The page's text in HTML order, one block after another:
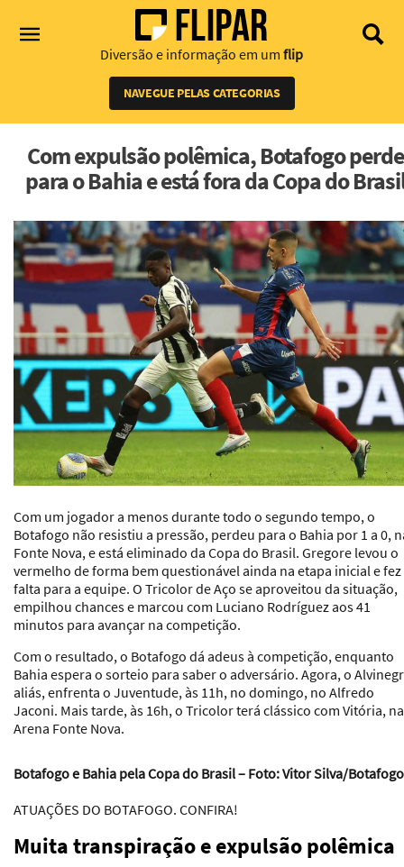
Diversão e informação em um flip
NAVEGUE PELAS CATEGORIAS
Com expulsão polêmica, Botafogo perde
para o Bahia e está fora da Copa do
Com um jogador a menos durante todo o segundo tempo, o
Botafogo não resistiu a pressão, perdeu para o Bahia por 1 a 0,
Fonte Nova, e está eliminado da Copa do Brasil. Gregore levou o
vermelho de forma bem questionável ainda na etapa inicial e fez
falta para a equipe. O Tricolor de Aço se aproveitou da situação,
empilhou chances e marcou com Luciano Rodríguez aos 41
minutos para avançar na competição.
Com o resultado, o Botafogo dá adeus à competição, enquanto
Bahia espera o sorteio para saber o adversário. Agora, o
aliás, enfrenta o Juventude, às 11h, no domingo, no Alfredo
Jaconi. Mais tarde, às 16h, o Tricolor terá clássico com Vitória, na
Arena Fonte Nova.
Botafogo e Bahia pela Copa do Brasil – Foto: Vitor Silva/Botafogo
ATUAÇÕES DO BOTAFOGO. CONFIRA!
Muita transpiração e expulsão polêmica